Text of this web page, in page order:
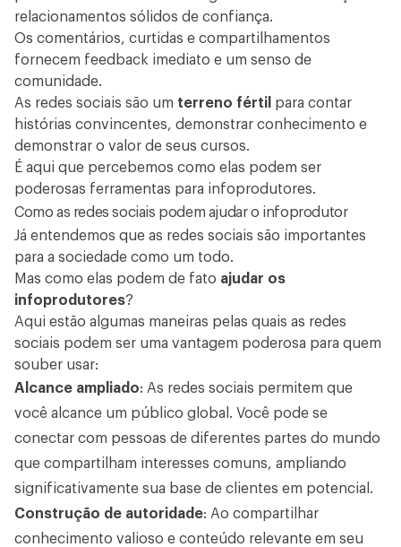
relacionamentos sólidos de confiança.
Os comentários, curtidas e compartilhamentos
fornecem feedback imediato e um senso de
comunidade.
As redes sociais são um terreno fértil para contar
histórias convincentes, demonstrar conhecimento e
demonstrar o valor de seus cursos.
É aqui que percebemos como elas podem ser
poderosas ferramentas para infoprodutores.
Como as redes sociais podem ajudar o infoprodutor
Já entendemos que as redes sociais são importantes
para a sociedade como um todo.
Mas como elas podem de fato ajudar os
infoprodutores?
Aqui estão algumas maneiras pelas quais as redes
sociais podem ser uma vantagem poderosa para quem
souber usar:
Alcance ampliado: As redes sociais permitem que
você alcance um público global. Você pode se
conectar com pessoas de diferentes partes do mundo
que compartilham interesses comuns, ampliando
significativamente sua base de clientes em potencial.
Construção de autoridade: Ao compartilhar
conhecimento valioso e conteúdo relevante em seu